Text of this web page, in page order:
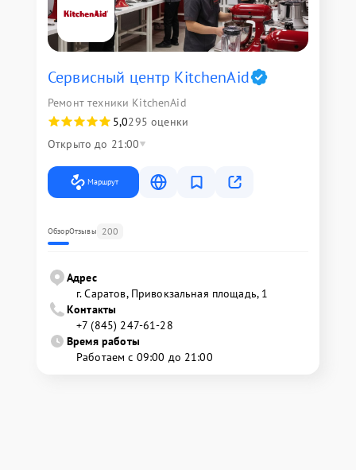
Сервисный центр KitchenAid
Ремонт техники KitchenAid
5,0295 оценки
Открыто до 21:00
Маршрут
ОбзорОтзывы 200
Адрес
г. Саратов, Привокзальная площадь, 1
Контакты
+7 (845) 247-61-28
Время работы
Работаем с 09:00 до 21:00